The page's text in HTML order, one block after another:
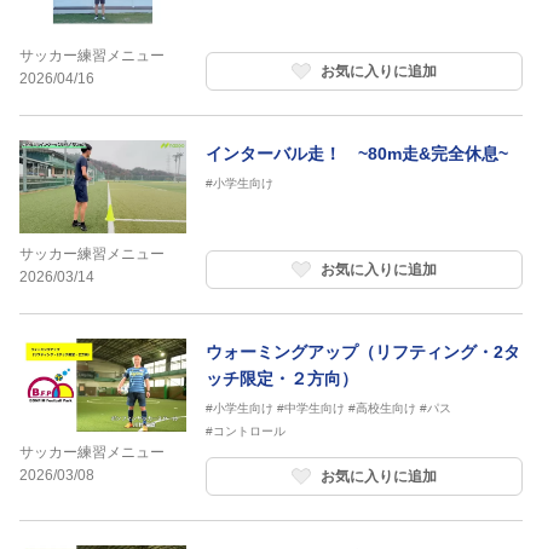
サッカー練習メニュー
2026/04/16
お気に入りに追加
サッカー練習メニュー
2026/03/14
インターバル走！ ~80m走&完全休息~
#小学生向け
お気に入りに追加
サッカー練習メニュー
2026/03/08
ウォーミングアップ（リフティング・2タ
ッチ限定・２方向）
#小学生向け #中学生向け #高校生向け #パス
#コントロール
お気に入りに追加